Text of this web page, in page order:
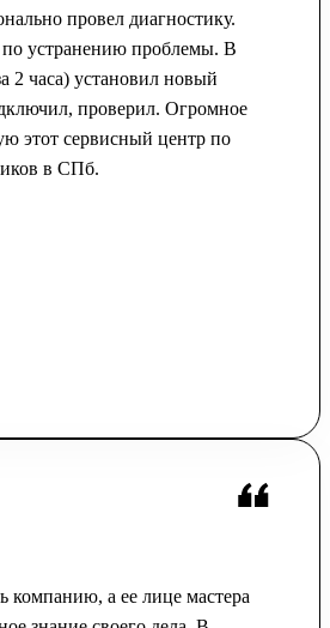
провел диагностику.
устранению проблемы. В
2 часа) установил новый
проверил. Огромное
этот сервисный центр по
в СПб.
компанию, а ее лице мастера